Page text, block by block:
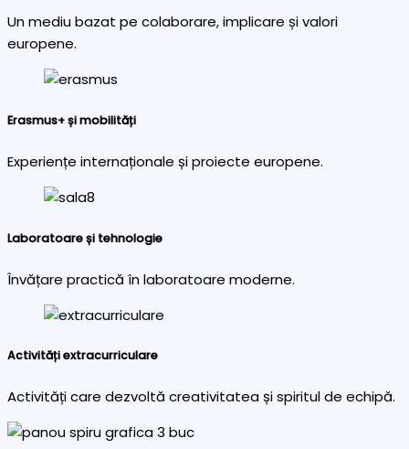
Un mediu bazat pe colaborare, implicare și valori
europene.
Erasmus+ și mobilități
Experiențe internaționale și proiecte europene.
Laboratoare și tehnologie
Învățare practică în laboratoare moderne.
Activități extracurriculare
Activități care dezvoltă creativitatea și spiritul de echipă.